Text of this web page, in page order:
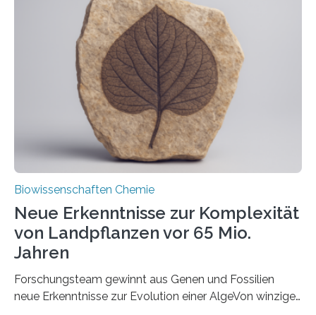
und Dr. Ismaila Francis Yusuf hat nun einen bislang
unbekannten Qualitätskontrollmechanismus des
peroxisomalen Proteintransports in der Bäckerhefe
Saccharomyces cerevisiae entdeckt, der für die
Funktionsfähigkeit der Organellen entscheidend ist. Die
Studie wurde am 28. Oktober 2025 in der
Fachzeitschrift…
Biowissenschaften Chemie
Neue Erkenntnisse zur Komplexität
von Landpflanzen vor 65 Mio.
Jahren
Forschungsteam gewinnt aus Genen und Fossilien
neue Erkenntnisse zur Evolution einer AlgeVon winzigen